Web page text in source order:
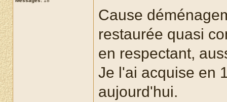
Cause
restaurée quasi
en respectant,
Je l'ai acquise en
aujourd'hui.